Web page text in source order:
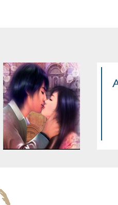
assumed 'article_topic' (this
will throw an Error in a future